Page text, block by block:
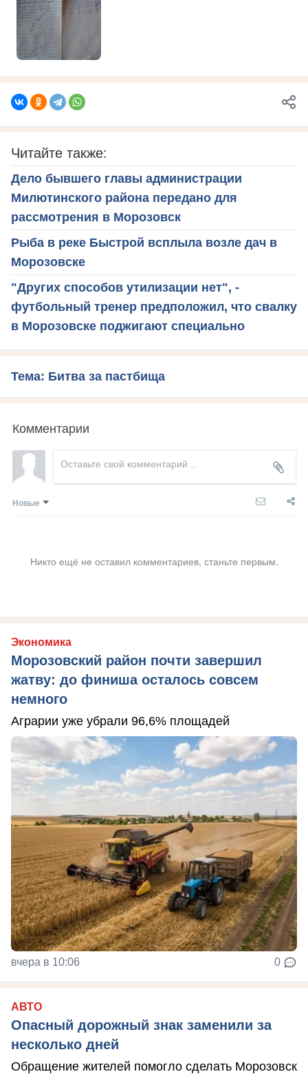
Читайте также:
Дело бывшего главы администрации
Милютинского района передано для
рассмотрения в Морозовск
Рыба в реке Быстрой всплыла возле дач в
Морозовске
"Других способов утилизации нет", -
футбольный тренер предположил, что свалку
в Морозовске поджигают специально
Тема: Битва за пастбища
Комментарии
Новые
Никто ещё не оставил комментариев, станьте первым.
Экономика
Морозовский район почти завершил
жатву: до финиша осталось совсем
немного
Аграрии уже убрали 96,6% площадей
вчера в 10:06 0
АВТО
Опасный дорожный знак заменили за
несколько дней
Обращение жителей помогло сделать Морозовск